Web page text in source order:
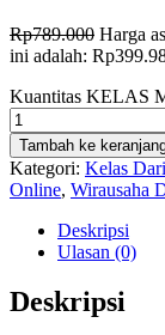
Rp789.000 Harga
ini adalah:
Kuantitas KELAS
Tambah ke
Kategori: Kelas
Online, Wirausaha
Deskripsi
Ulasan (0)
Deskripsi